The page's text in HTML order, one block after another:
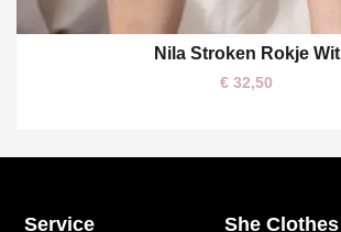
M/L
Nila Stroken Rokje Wit
€ 32,50
Service She Clothes